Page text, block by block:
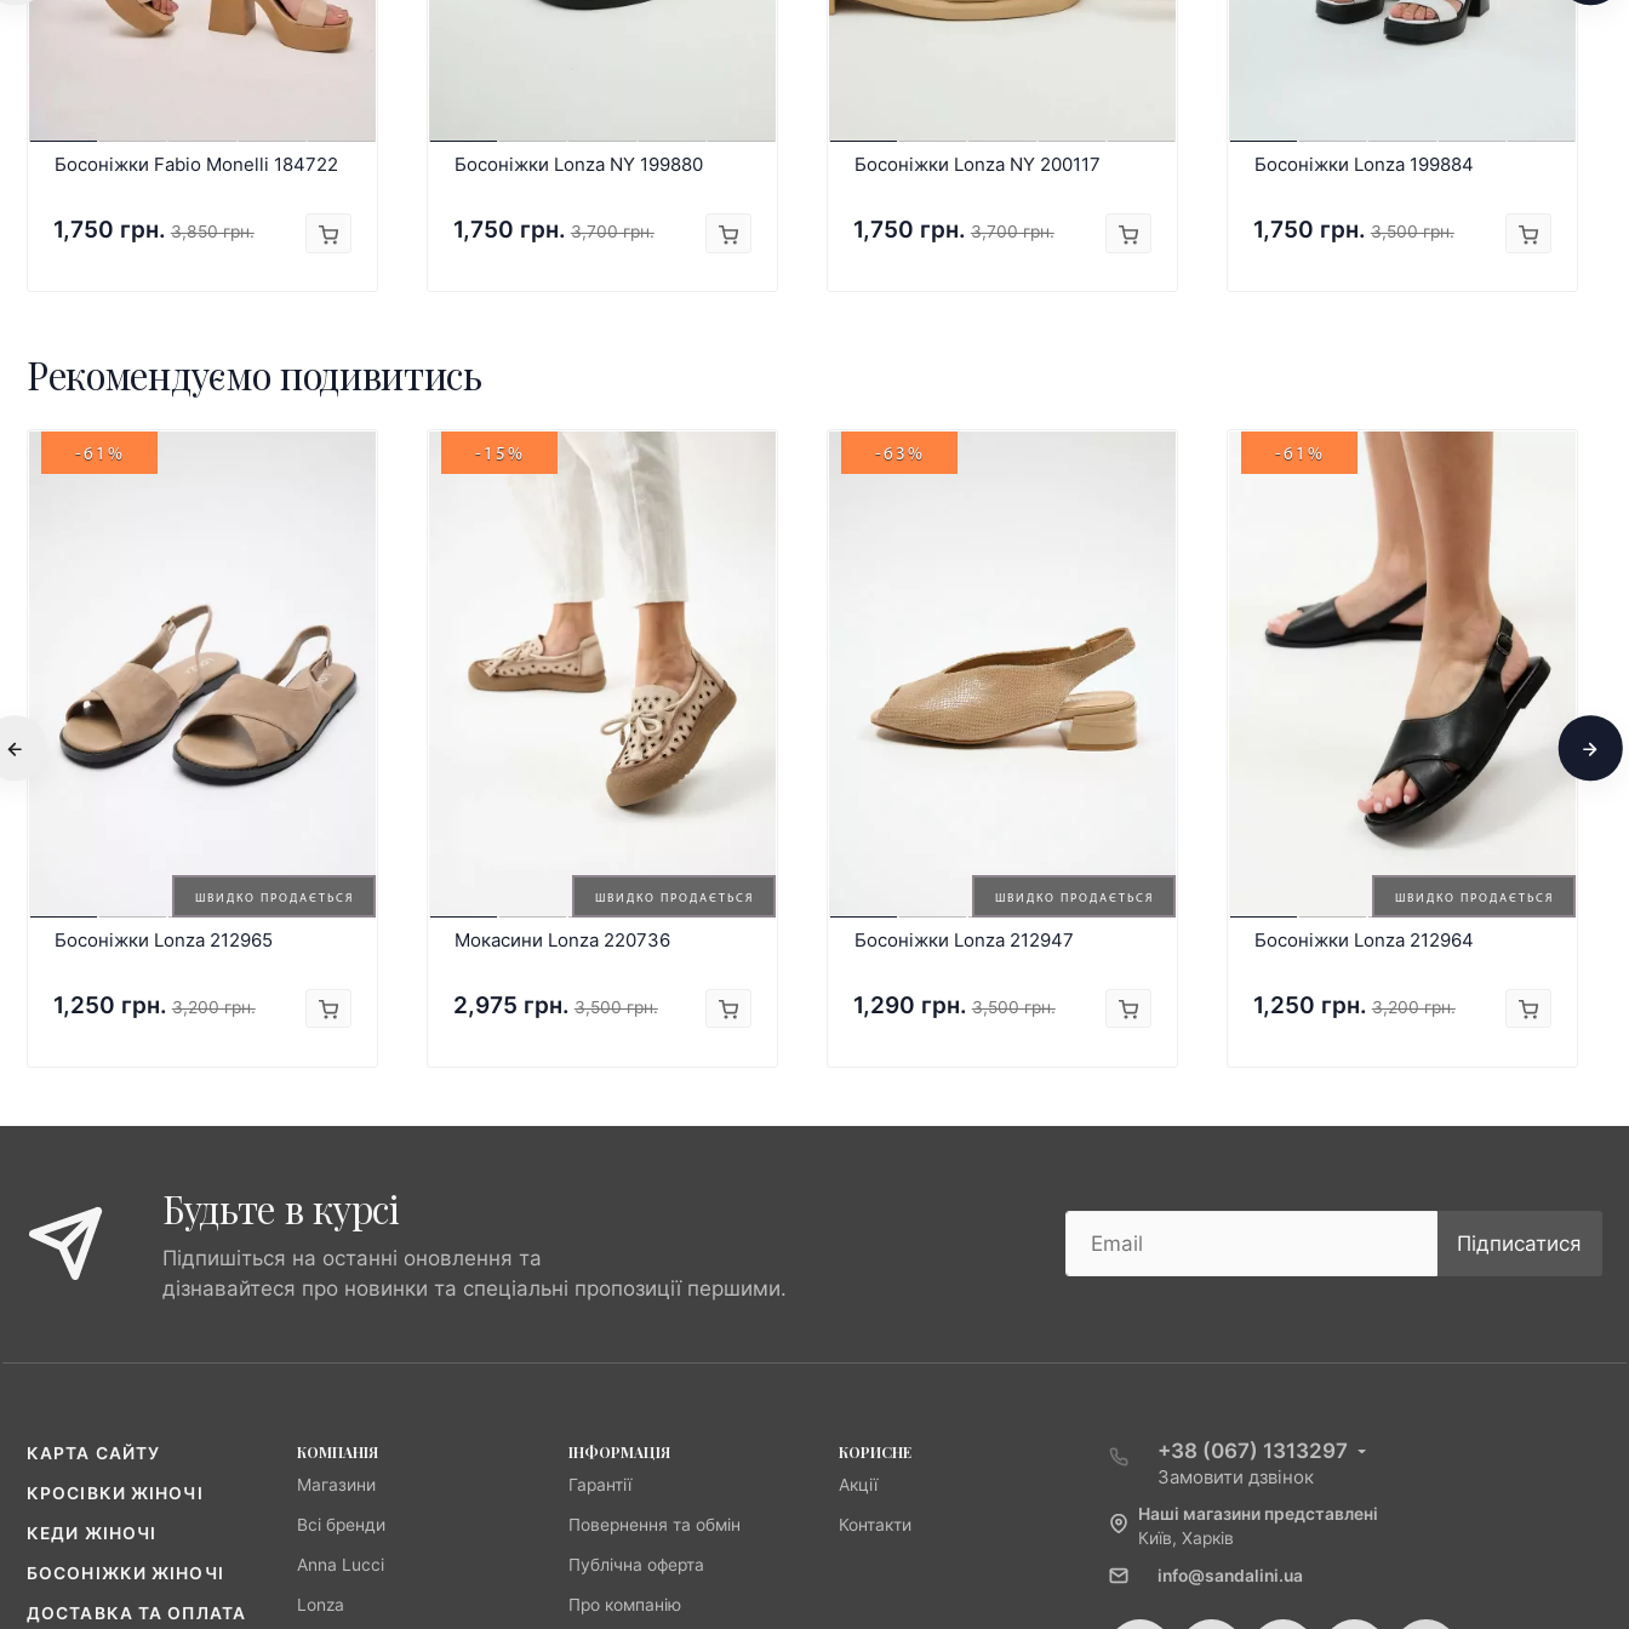
Босоніжки Fabio Monelli 184722
1,750 грн. 3,850 грн.
Босоніжки Lonza NY 199880
1,750 грн. 3,700 грн.
Босоніжки Lonza NY 200117
1,750 грн. 3,700 грн.
Босоніжки Lonza 199884
1,750 грн. 3,500 грн.
Рекомендуємо подивитись
ШВИДКО ПРОДАЄТЬСЯ
-61%
Босоніжки Lonza 212965
1,250 грн. 3,200 грн.
ШВИДКО ПРОДАЄТЬСЯ
-15%
Мокасини Lonza 220736
2,975 грн. 3,500 грн.
ШВИДКО ПРОДАЄТЬСЯ
-63%
Босоніжки Lonza 212947
1,290 грн. 3,500 грн.
ШВИДКО ПРОДАЄТЬСЯ
-61%
Босоніжки Lonza 212964
1,250 грн. 3,200 грн.
Будьте в курсі
Підпишіться на останні оновлення та
дізнавайтеся про новинки та спеціальні пропозиції першими.
Підписатися
КАРТА САЙТУ
КРОСІВКИ ЖІНОЧІ
КЕДИ ЖІНОЧІ
БОСОНІЖКИ ЖІНОЧІ
ДОСТАВКА ТА ОПЛАТА
КОМПАНІЯ
Магазини
Всі бренди
Anna Lucci
Lonza
ІНФОРМАЦІЯ
Гарантії
Повернення та обмін
Публічна оферта
Про компанію
КОРИСНЕ
Акції
Контакти
+38 (067) 1313297
Замовити дзвінок
Наші магазини представлені
Київ, Харків
info@sandalini.ua